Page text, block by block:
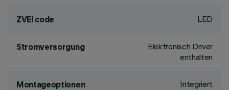
ZVEI code LED
Stromversorgung
Elektronisch Driver
enthalten
Montageoptionen Integriert